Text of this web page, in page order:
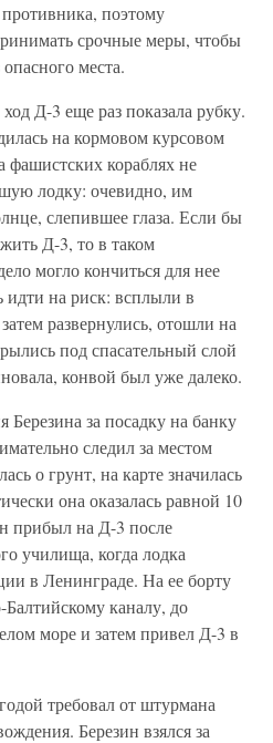
поэтому
срочные меры, чтобы
места.
Д-3 еще раз показала рубку.
на кормовом курсовом
фашистских кораблях не
лодку: очевидно, им
слепившее глаза. Если бы
Д-3, то в таком
могло кончиться для нее
на риск: всплыли в
развернулись, отошли на
под спасательный слой
конвой был уже далеко.
за посадку на банку
следил за местом
о грунт, на карте значилась
она оказалась равной 10
прибыл на Д-3 после
училища, когда лодка
в Ленинграде. На ее борту
каналу, до
море и затем привел Д-3 в
требовал от штурмана
Березин взялся за